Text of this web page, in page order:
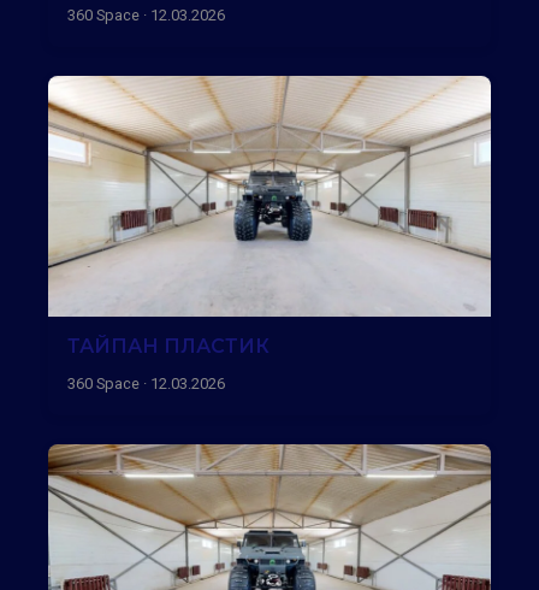
360 Space · 12.03.2026
ТАЙПАН ПЛАСТИК
360 Space · 12.03.2026